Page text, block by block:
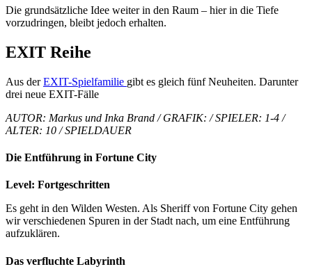
Die grundsätzliche Idee weiter in den Raum – hier in die Tiefe
vorzudringen, bleibt jedoch erhalten.
EXIT Reihe
Aus derEXIT-Spielfamilie gibt es gleich fünf Neuheiten. Darunter
drei neue EXIT-Fälle
AUTOR: Markus und Inka Brand / GRAFIK: / SPIELER: 1-4 /
ALTER: 10 / SPIELDAUER
Die Entführung in Fortune City
Level: Fortgeschritten
Es geht in den Wilden Westen. Als Sheriff von Fortune City gehen
wir verschiedenen Spuren in der Stadt nach, um eine Entführung
aufzuklären.
Das verfluchte Labyrinth